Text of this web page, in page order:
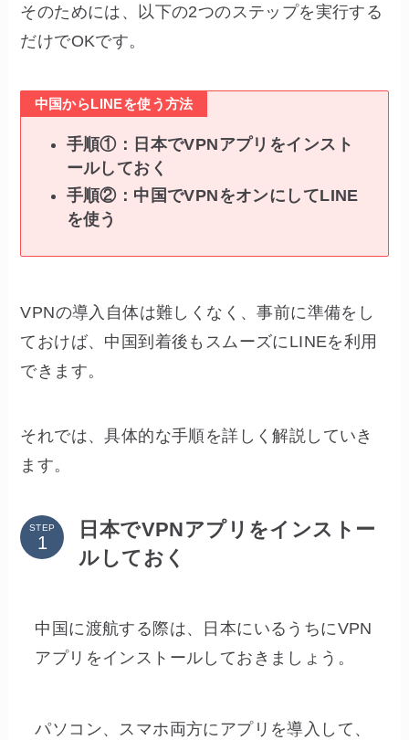
そのためには、以下の2つのステップを実行する
だけでOKです。
中国からLINEを使う方法
手順①：日本でVPNアプリをインスト
ールしておく
手順②：中国でVPNをオンにしてLINE
を使う
VPNの導入自体は難しくなく、事前に準備をし
ておけば、中国到着後もスムーズにLINEを利用
できます。
それでは、具体的な手順を詳しく解説していき
ます。
STEP
日本でVPNアプリをインストー
ルしておく
中国に渡航する際は、日本にいるうちにVPN
アプリをインストールしておきましょう。
パソコン、スマホ両方にアプリを導入して、